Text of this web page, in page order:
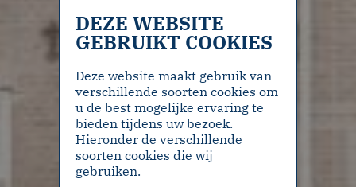
DEZE WEBSITE
GEBRUIKT COOKIES
Deze website maakt gebruik van
verschillende soorten cookies om
u de best mogelijke ervaring te
bieden tijdens uw bezoek.
Hieronder de verschillende
soorten cookies die wij
gebruiken.